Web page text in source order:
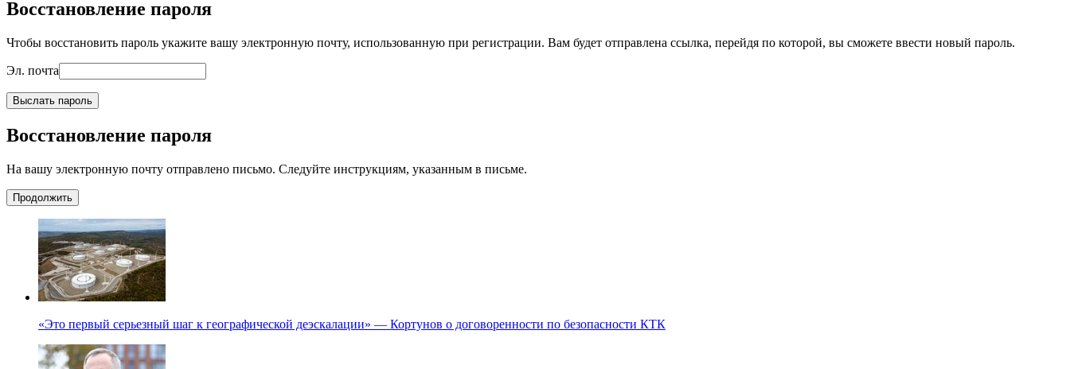
Восстановление пароля
Чтобы восстановить пароль укажите вашу электронную почту, использованную при регистрации. Вам будет отправлена ссылка, перейдя по которой, вы сможете ввести новый пароль.
Эл. почта
Выслать пароль
Восстановление пароля
На вашу электронную почту отправлено письмо. Следуйте инструкциям, указанным в письме.
Продолжить
«Это первый серьезный шаг к географической деэскалации» — Кортунов о договоренности по безопасности КТК